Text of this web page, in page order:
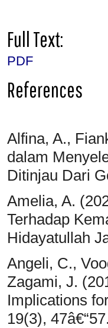
Full Text:
PDF
References
Alfina, A.,
dalam
Ditinjau Dari
Amelia, A.
Terhadap
Hidayatullah
Angeli, C.,
Zagami, J.
Implications
19(3), 47â€“57.